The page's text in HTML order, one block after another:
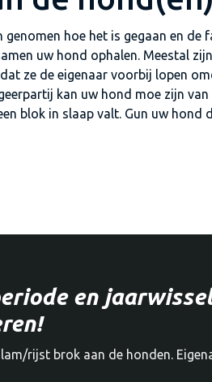
genomen hoe het is gegaan en
uw hond ophalen. Meestal
ze de eigenaar voorbij lopen
kan uw hond moe zijn
blok in slaap valt. Gun uw hond
en
rijst brok aan de honden.